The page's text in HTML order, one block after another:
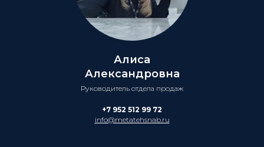
Алиса
Александровна
Руководитель отдела продаж
+7 952 512 99 72
info@metatehsnab.ru